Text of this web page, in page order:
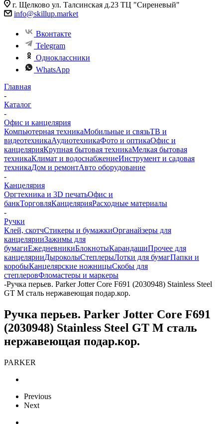
г. Щелково ул. Талсинская д.23 ТЦ "Сиреневый"
info@skillup.market
Вконтакте
Telegram
Одноклассники
WhatsApp
Главная
-
Каталог
-
Офис и канцелярия
Компьютерная техникаМобильные и связьТВ и
видеотехникаАудиотехникаФото и оптикаОфис и
канцелярияКрупная бытовая техникаМелкая бытовая
техникаКлимат и водоснабжениеИнструмент и садовая
техникаДом и ремонтАвто оборудование
-
Канцелярия
Оргтехника и 3D печатьОфис и
банкТорговляКанцелярияРасходные материалы
-
Ручки
Клей, скотчСтикеры и бумажкиОрганайзеры для
канцелярииЗажимы для
бумагиЕжедневникиБлокнотыКарандашиПрочее для
канцелярииДыроколыСтеплерыЛотки для бумагПапки и
коробыКанцелярские ножницыСкобы для
степлеровФломастеры и маркеры
-Ручка перьев. Parker Jotter Core F691 (2030948) Stainless Steel
GT M сталь нержавеющая подар.кор.
Ручка перьев. Parker Jotter Core F691
(2030948) Stainless Steel GT M сталь
нержавеющая подар.кор.
PARKER
Previous
Next